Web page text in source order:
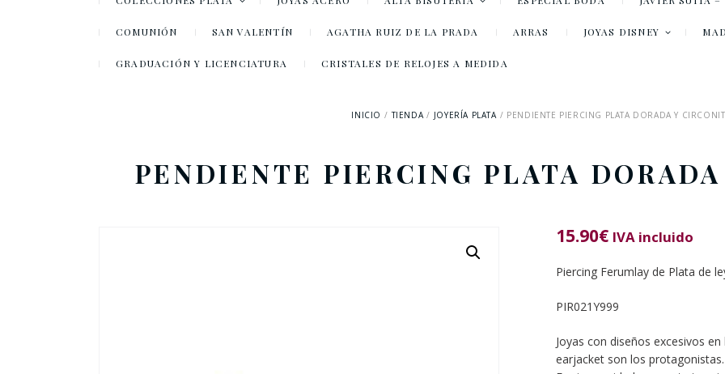
COMUNIÓN SAN VALENTÍN AGATHA RUIZ DE LA PRADA ARRAS JOYAS DISNEY
GRADUACIÓN Y LICENCIATURA CRISTALES DE RELOJES A MEDIDA
INICIO TIENDA JOYERÍA PLATA PENDIENTE PIERCING PLATA DORADA Y
PENDIENTE PIERCING PLATA
15.90€ IVA incluido
Piercing Ferumlay de Plata de
PIR021Y999
Joyas con diseños excesivos
earjacket son los